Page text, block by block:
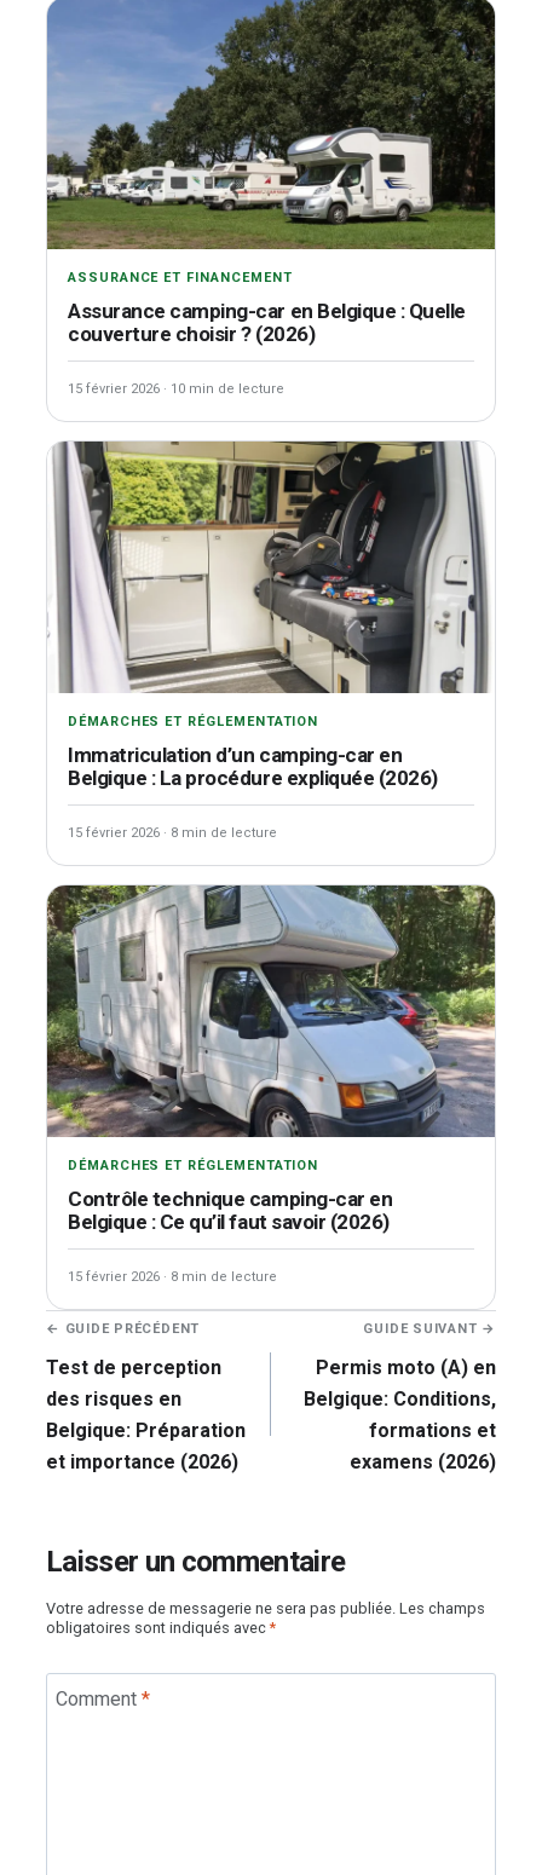
ASSURANCE ET FINANCEMENT
Assurance camping-car en Belgique : Quelle
couverture choisir ? (2026)
15 février 2026 · 10 min de lecture
DÉMARCHES ET RÉGLEMENTATION
Immatriculation d’un camping-car en
Belgique : La procédure expliquée (2026)
15 février 2026 · 8 min de lecture
DÉMARCHES ET RÉGLEMENTATION
Contrôle technique camping-car en
Belgique : Ce qu’il faut savoir (2026)
15 février 2026 · 8 min de lecture
Navigation
de
l’article
← GUIDE PRÉCÉDENT
Test de perception
des risques en
Belgique: Préparation
et importance (2026)
GUIDE SUIVANT →
Permis moto (A) en
Belgique: Conditions,
formations et
examens (2026)
Laisser un commentaire
Votre adresse de messagerie ne sera pas publiée. Les champs
obligatoires sont indiqués avec*
Comment *